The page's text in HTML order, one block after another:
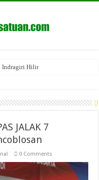
Indragiri Hilir
JALAK 7
0 Comments